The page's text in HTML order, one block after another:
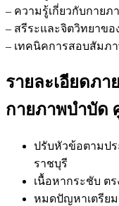
– ความรู้เกี่ยวกับกายภ
– สรีระและจิตวิทยาขอ
– เทคนิคการสอบสัมภ
รายละเอียดภ
กายภาพบำบัด
ปรับหัวข้อตามป
ราชบุรี
เนื้อหากระชับ ตร
หมดปัญหาเตรีย